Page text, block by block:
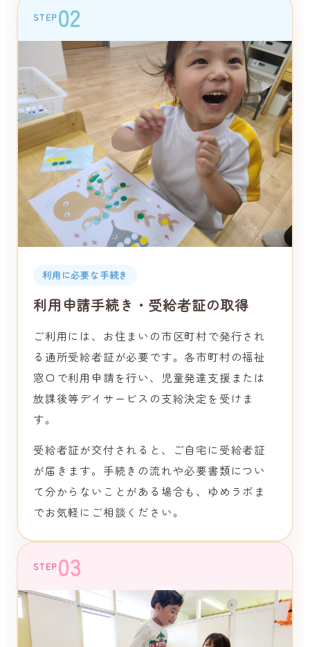
STEP02
利用に必要な手続き
利用申請手続き・受給者証の取得
ご利用には、お住まいの市区町村で発行され
る通所受給者証が必要です。各市町村の福祉
窓口で利用申請を行い、児童発達支援または
放課後等デイサービスの支給決定を受けま
す。
受給者証が交付されると、ご自宅に受給者証
が届きます。手続きの流れや必要書類につい
て分からないことがある場合も、ゆめラボま
でお気軽にご相談ください。
STEP03